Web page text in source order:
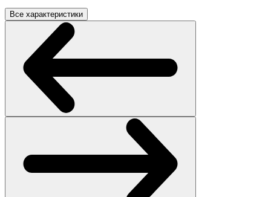
Все характеристики